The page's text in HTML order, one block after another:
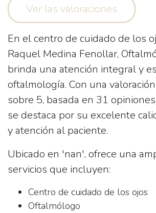
Ver las valoraciones
En el centro de cuidado de los
Raquel Medina Fenollar,
brinda una atención integral y
oftalmología. Con una
sobre 5, basada en 31
se destaca por su excelente
y atención al paciente.
Ubicado en 'nan', ofrece una
servicios que incluyen:
Centro de cuidado de los ojos
Oftalmólogo